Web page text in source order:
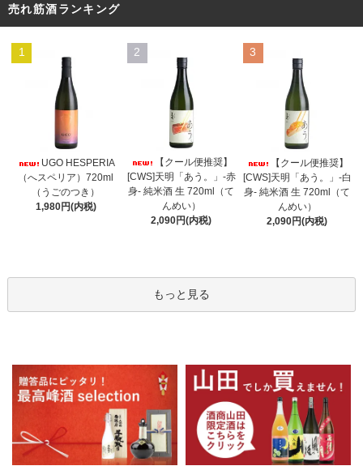
売れ筋酒ランキング
1
UGO HESPERIA
（へスペリア）720ml
（うごのつき）
1,980円(内税)
2
【クール便推奨】
[CWS]天明「あう。」-赤
身- 純米酒 生 720ml（て
んめい）
2,090円(内税)
3
【クール便推奨】
[CWS]天明「あう。」-白
身- 純米酒 生 720ml（て
んめい）
2,090円(内税)
もっと見る